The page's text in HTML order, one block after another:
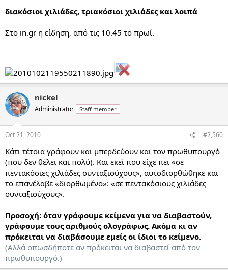
διακόσιοι χιλιάδες, τριακόσιοι χιλιάδες και λοιπά
Στο in.gr η είδηση, από τις 10.45 το πρωί.
nickel
Administrator Staff member
Oct 21, 2010 #2,560
Κάτι τέτοια γράφουν και μπερδεύουν και τον πρωθυπουργό
(που δεν θέλει και πολύ). Και εκεί που είχε πει «σε
πεντακόσιες χιλιάδες συνταξιούχους», αυτοδιορθώθηκε και
το επανέλαβε «διορθωμένο»: «σε πεντακόσιους χιλιάδες
συνταξιούχους».
Προσοχή: όταν γράφουμε κείμενα για να διαβαστούν,
γράφουμε τους αριθμούς ολογράφως. Ακόμα κι αν
πρόκειται να διαβάσουμε εμείς οι ίδιοι το κείμενο.
(Αλλά οπωσδήποτε αν πρόκειται να διαβαστεί από τον
πρωθυπουργό.)